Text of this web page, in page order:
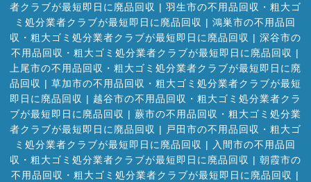
者クラブが最短即日に廃品回収 | 羽生市の不用品回収・粗大ゴ
ミ処分業者クラブが最短即日に廃品回収 | 鴻巣市の不用品回
収・粗大ゴミ処分業者クラブが最短即日に廃品回収 | 深谷市の
不用品回収・粗大ゴミ処分業者クラブが最短即日に廃品回収 |
上尾市の不用品回収・粗大ゴミ処分業者クラブが最短即日に廃
品回収 | 草加市の不用品回収・粗大ゴミ処分業者クラブが最短
即日に廃品回収 | 越谷市の不用品回収・粗大ゴミ処分業者クラ
ブが最短即日に廃品回収 | 蕨市の不用品回収・粗大ゴミ処分業
者クラブが最短即日に廃品回収 |
戸田市の不用品回収・粗大ゴ
ミ処分業者クラブが最短即日に廃品回収 |
入間市の不用品回
収・粗大ゴミ処分業者クラブが最短即日に廃品回収 | 朝霞市の
不用品回収・粗大ゴミ処分業者クラブが最短即日に廃品回収 |